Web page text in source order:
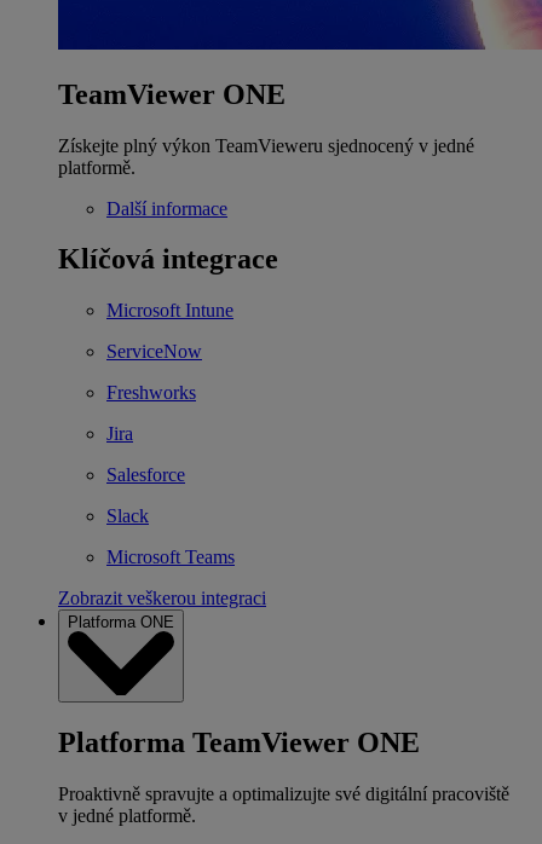
TeamViewer ONE
Získejte plný výkon TeamVieweru sjednocený v jedné
platformě.
Další informace
Klíčová integrace
Microsoft Intune
ServiceNow
Freshworks
Jira
Salesforce
Slack
Microsoft Teams
Zobrazit veškerou integraci
Platforma ONE
Platforma TeamViewer ONE
Proaktivně spravujte a optimalizujte své digitální pracoviště
v jedné platformě.